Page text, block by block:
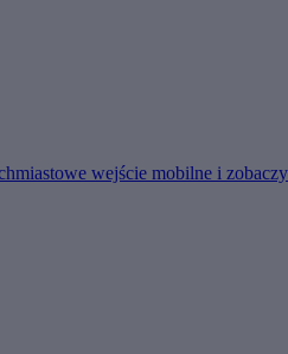
wejście mobilne i